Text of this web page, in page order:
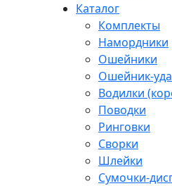
Каталог
Комплекты
Намордники
Ошейники
Ошейник-
Водилки
Поводки
Ринговки
Сворки
Шлейки
Сумочки-